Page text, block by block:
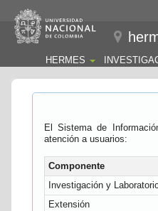
HERMES
El Sistema de
atención a usuarios:
Componente
Investigación y
Extensión